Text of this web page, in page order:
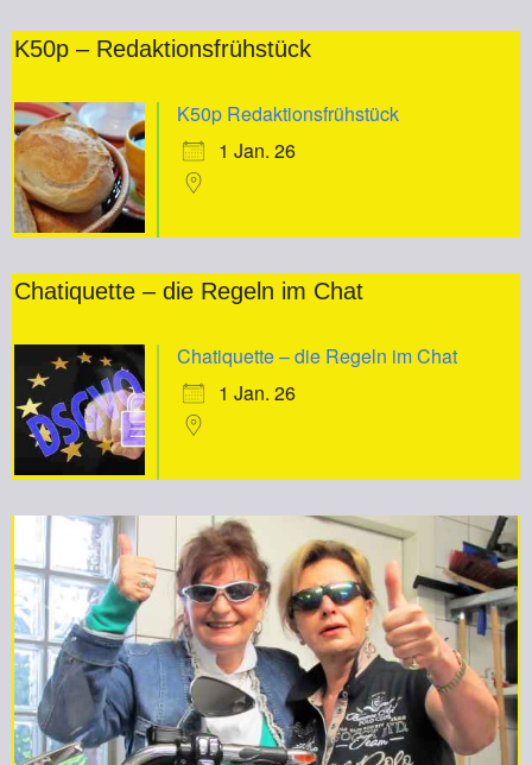
K50p – Redaktionsfrühstück
K50p Redaktionsfrühstück
1 Jan. 26
Chatiquette – die Regeln im Chat
Chatiquette – die Regeln im Chat
1 Jan. 26